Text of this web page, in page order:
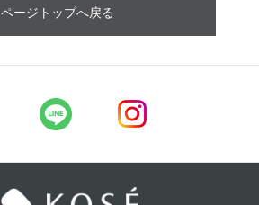
ページトップへ戻る